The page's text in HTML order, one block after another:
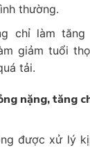
thường.
chỉ làm
giảm tuổi
tải.
nặng, tăng
được xử lý